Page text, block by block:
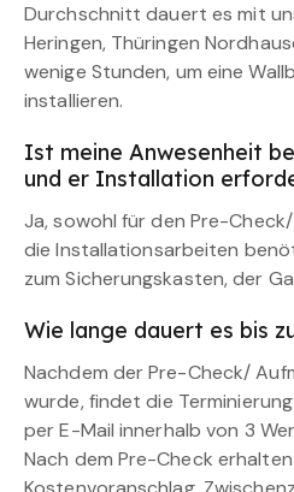
Durchschnitt dauert es mit
Heringen, Thüringen
wenige Stunden, um eine
installieren.
Ist meine Anwesenheit
und er Installation
Ja, sowohl für den Pre-
die Installationsarbeiten
zum Sicherungskasten, der
Wie lange dauert es bis
Nachdem der Pre-Check/
wurde, findet die
per E-Mail innerhalb von 3
Nach dem Pre-Check